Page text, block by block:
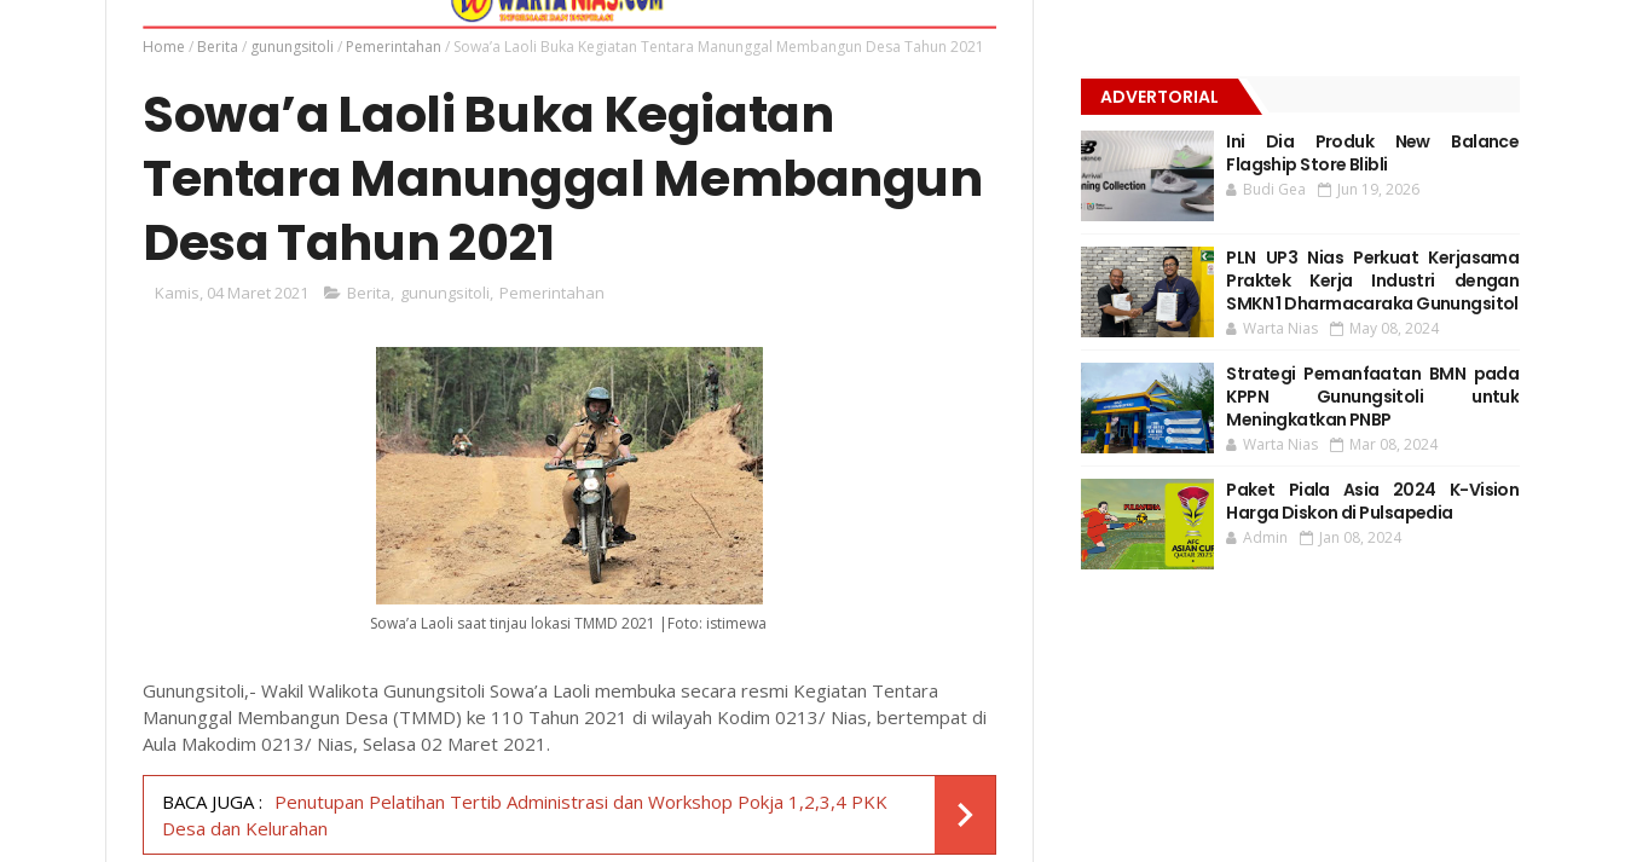
Home / Berita / gunungsitoli / Pemerintahan / Sowa’a Laoli Buka Kegiatan Tentara Manunggal Membangun Desa Tahun 2021
Sowa’a Laoli Buka Kegiatan
Tentara Manunggal Membangun
Desa Tahun 2021
Kamis, 04 Maret 2021 Berita gunungsitoli Pemerintahan
Sowa’a Laoli saat tinjau lokasi TMMD 2021 |Foto: istimewa
Gunungsitoli,- Wakil Walikota Gunungsitoli Sowa’a Laoli membuka secara resmi Kegiatan Tentara
Manunggal Membangun Desa (TMMD) ke 110 Tahun 2021 di wilayah Kodim 0213/ Nias, bertempat di
Aula Makodim 0213/ Nias, Selasa 02 Maret 2021.
BACA JUGA : Penutupan Pelatihan Tertib Administrasi dan Workshop Pokja 1,2,3,4 PKK
Desa dan Kelurahan
ADVERTORIAL
Ini Dia Produk New Balance
Flagship Store Blibli
Budi Gea Jun 19, 2026
PLN UP3 Nias Perkuat Kerjasama
Praktek Kerja Industri dengan
SMKN 1 Dharmacaraka Gunungsitol
Warta Nias May 08, 2024
Strategi Pemanfaatan BMN pada
KPPN Gunungsitoli untuk
Meningkatkan PNBP
Warta Nias Mar 08, 2024
Paket Piala Asia 2024 K-Vision
Harga Diskon di Pulsapedia
Admin Jan 08, 2024